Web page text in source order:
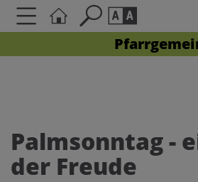
AAA
Kontrasteinstellungen
Palmsonntag -
der Freude